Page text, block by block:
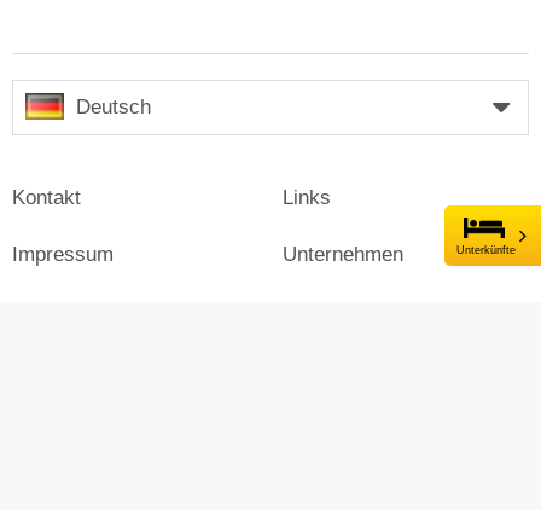
Unterkünfte
Deutsch
Kontakt
Impressum
Links
Unternehmen